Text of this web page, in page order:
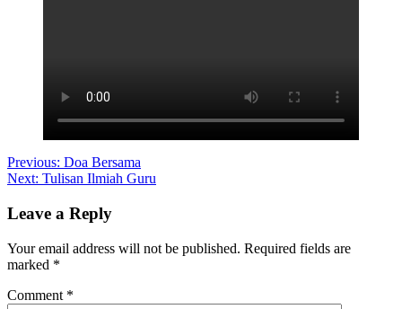
Post
navigation
Previous: Doa Bersama
Next: Tulisan Ilmiah Guru
Leave a Reply
Your email address will not be published. Required fields are
marked *
Comment *